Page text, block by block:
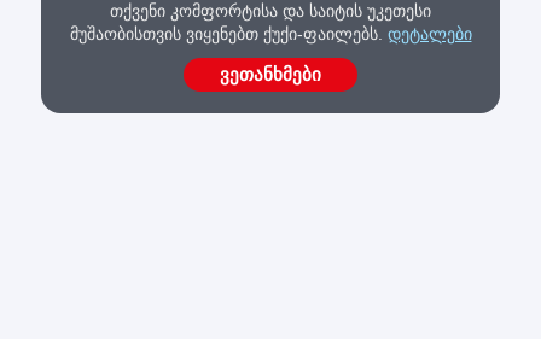
თქვენი კომფორტისა და საიტის უკეთესი
მუშაობისთვის ვიყენებთ ქუქი-ფაილებს. დეტალები
ვეთანხმები